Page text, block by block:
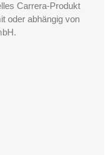
Carrera-Produkt
oder abhängig von